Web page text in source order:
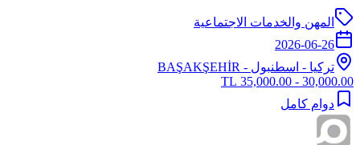
المهن والخدمات الاجتماعية
2026-06-26
تركيا - اسطنبول - BAŞAKŞEHİR
30,000.00 - 35,000.00 TL
دوام كامل